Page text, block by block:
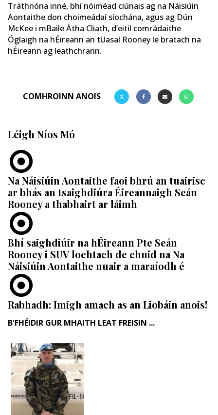
Tráthnóna inné, bhí nóiméad ciúnais ag na Náisiúin
Aontaithe don choimeádaí síochána, agus ag Dún
McKee i mBaile Átha Cliath, d’eitil comrádaithe
Óglaigh na hÉireann an tUasal Rooney le bratach na
hÉireann ag leathchrann.
COMHROINN ANOIS
Léigh Níos Mó
Na Náisiúin Aontaithe faoi bhrú an tuairisc
ar bhás an tsaighdiúra Éireannaigh Seán
Rooney a thabhairt ar láimh
Bhí saighdiúir na hÉireann Pte Seán
Rooney i SUV lochtach de chuid na Na
Náisiúin Aontaithe nuair a maraíodh é
Rabhadh: Imigh amach as an Liobáin anois!
B'FHÉIDIR GUR MHAITH LEAT FREISIN ...